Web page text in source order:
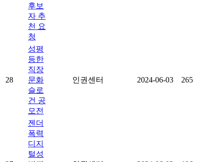
후보
자 추
천 요
청
28
성평
등한
직장
문화
슬로
건 공
모전
인권센터 2024-06-03 265
젠더
폭력
디지
털성